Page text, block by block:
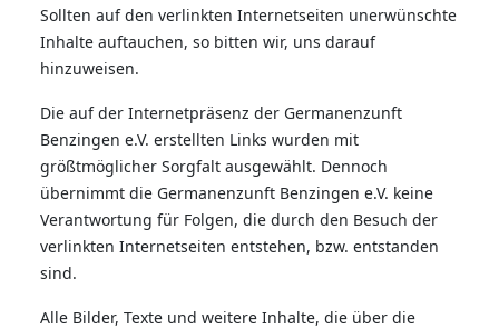
Sollten auf den verlinkten Internetseiten unerwünschte
Inhalte auftauchen, so bitten wir, uns darauf
hinzuweisen.
Die auf der Internetpräsenz der Germanenzunft
Benzingen e.V. erstellten Links wurden mit
größtmöglicher Sorgfalt ausgewählt. Dennoch
übernimmt die Germanenzunft Benzingen e.V. keine
Verantwortung für Folgen, die durch den Besuch der
verlinkten Internetseiten entstehen, bzw. entstanden
sind.
Alle Bilder, Texte und weitere Inhalte, die über die